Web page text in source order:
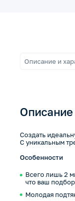
Описание и
Описание
Создать
С уникальным
Особенности
Всего лишь 2
что ваш
Молодая